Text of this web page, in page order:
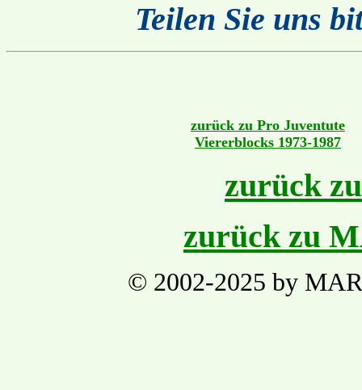
Teilen Sie uns
zurück zu Pro Juventute
Viererblocks 1973-1987
zurück
zurück zu
© 2002-2025 by